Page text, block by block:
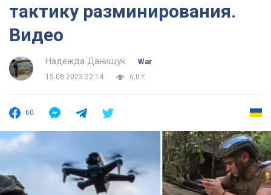
тактику разминирования.
Видео
Надежда Данищук
War
15.08.2023 22:14
6,0 т.
60